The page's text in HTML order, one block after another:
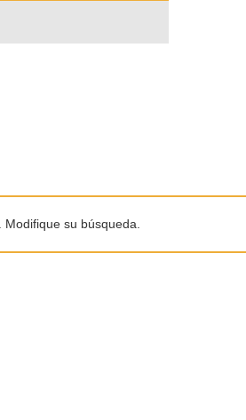
su búsqueda.